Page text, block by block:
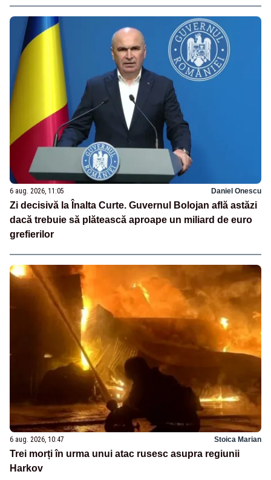
6 aug. 2026, 11:05 Daniel Onescu
Zi decisivă la Înalta Curte. Guvernul Bolojan află astăzi
dacă trebuie să plătească aproape un miliard de euro
grefierilor
6 aug. 2026, 10:47 Stoica Marian
Trei morți în urma unui atac rusesc asupra regiunii
Harkov